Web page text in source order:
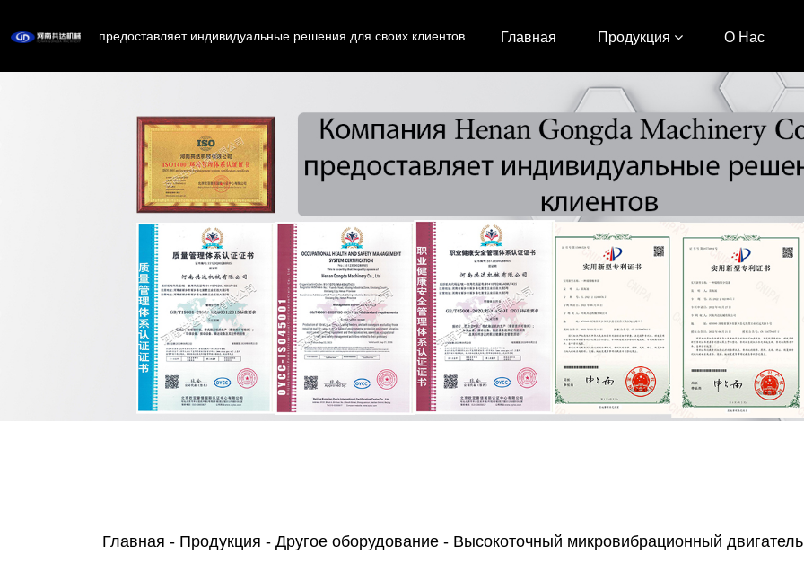
предоставляет индивидуальные решения для своих клиентов Главная Продукция О Нас
Главная - Продукция - Другое оборудование - Высокоточный микровибрационный